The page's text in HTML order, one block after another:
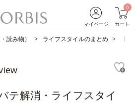
マイページ
0
カート
読み物） ライフスタイルのまとめ 【
バテ解消・ライフスタイ